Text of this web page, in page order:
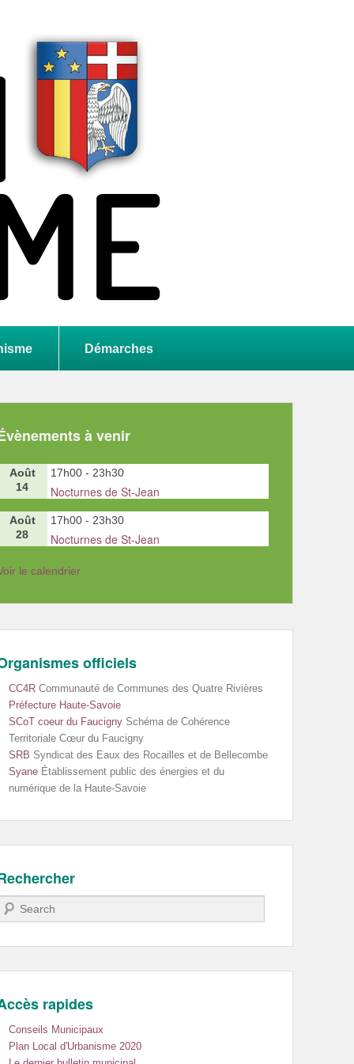
Démarches
à venir
Août
14
17h00 - 23h30
Nocturnes de St-Jean
Août
28
17h00 - 23h30
Nocturnes de St-Jean
le calendrier
officiels
CC4R Communauté de Communes des Quatre Rivières
Préfecture Haute-Savoie
SCoT coeur du Faucigny Schéma de Cohérence
Territoriale Cœur du Faucigny
SRB Syndicat des Eaux des Rocailles et de Bellecombe
Syane Établissement public des énergies et du
numérique de la Haute-Savoie
Recherche
rapides
Conseils Municipaux
Plan Local d'Urbanisme 2020